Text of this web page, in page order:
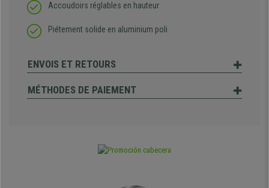
Accoudoirs réglables en hauteur
Piétement solide en aluminium poli
ENVOIS ET RETOURS
MÉTHODES DE PAIEMENT